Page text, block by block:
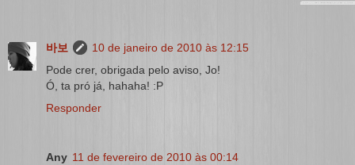
바보
10 de janeiro de 2010 às 12:15
Pode crer, obrigada pelo aviso, Jo!
Ó, ta pró já, hahaha! :P
Responder
Any 11 de fevereiro de 2010 às 00:14